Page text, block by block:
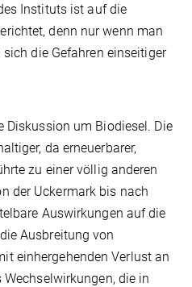
Instituts ist auf die
denn nur wenn man
die Gefahren einseitiger
Diskussion um Biodiesel. Die
da erneuerbarer,
zu einer völlig anderen
der Uckermark bis nach
Auswirkungen auf die
Ausbreitung von
einhergehenden Verlust an
die in